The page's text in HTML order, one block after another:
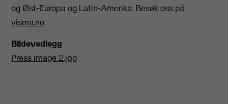
og Øst-Europa og Latin-Amerika. Besøk oss på
visma.no
Bildevedlegg
Press image 2.jpg